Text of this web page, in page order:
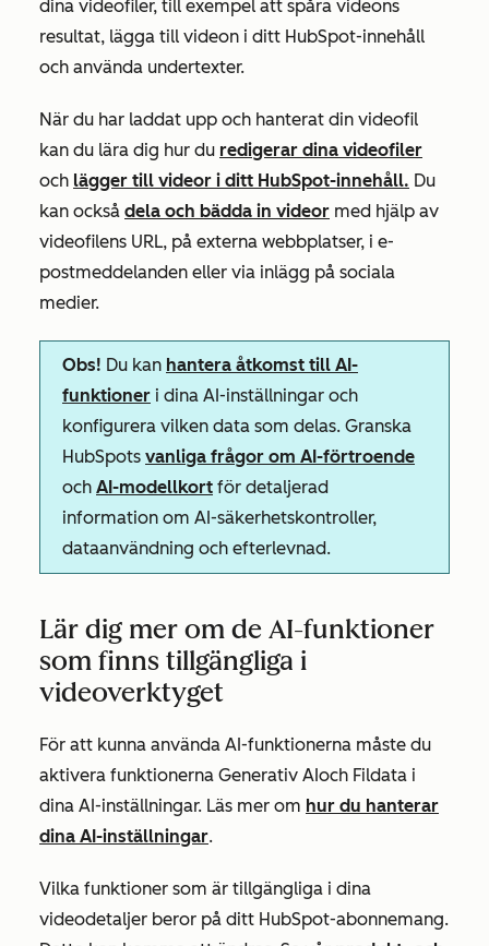
dina videofiler, till exempel att spåra videons
resultat, lägga till videon i ditt HubSpot-innehåll
och använda undertexter.
När du har laddat upp och hanterat din videofil
kan du lära dig hur du redigerar dina videofiler
och lägger till videor i ditt HubSpot-innehåll. Du
kan också dela och bädda in videor med hjälp av
videofilens URL, på externa webbplatser, i e-
postmeddelanden eller via inlägg på sociala
medier.
Obs! Du kan hantera åtkomst till AI-
funktioner i dina AI-inställningar och
konfigurera vilken data som delas. Granska
HubSpots vanliga frågor om AI-förtroende
och AI-modellkort för detaljerad
information om AI-säkerhetskontroller,
dataanvändning och efterlevnad.
Lär dig mer om de AI-funktioner
som finns tillgängliga i
videoverktyget
För att kunna använda AI-funktionerna måste du
aktivera funktionerna Generativ AIoch Fildata i
dina AI-inställningar. Läs mer om hur du hanterar
dina AI-inställningar.
Vilka funktioner som är tillgängliga i dina
videodetaljer beror på ditt HubSpot-abonnemang.